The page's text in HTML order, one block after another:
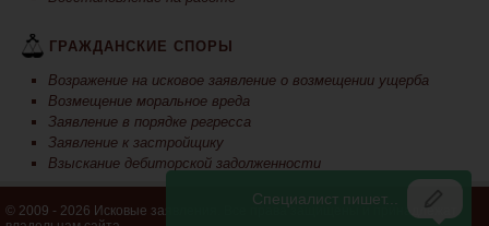
ГРАЖДАНСКИЕ СПОРЫ
Возражение на исковое заявление о возмещении ущерба
Возмещение моральное вреда
Заявление в порядке регресса
Заявление к застройщику
Взыскание дебиторской задолженности
© 2009 - 2026 Исковые заявления. Все права защищены и принадлежат